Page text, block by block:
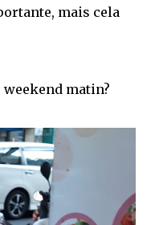
mais cela
matin?